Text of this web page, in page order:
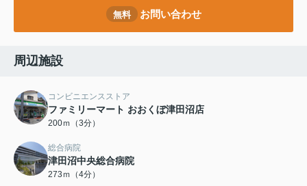
無料 お問い合わせ
周辺施設
コンビニエンスストア
ファミリーマート おおくぼ津田沼店
200ｍ（3分）
総合病院
津田沼中央総合病院
273ｍ（4分）